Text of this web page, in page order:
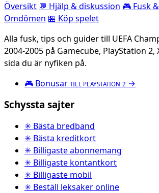
Översikt 💬 Hjälp & diskussion 🎮 Fusk
Omdömen 🏪 Köp spelet
Alla fusk, tips och guider till UEFA
2004-2005 på Gamecube, PlayStation 2,
sida du är nyfiken på.
🎮 Bonusar TILL PLAYSTATION 2 →
Schyssta sajter
✳ Bästa bredband
✳ Bästa kreditkort
✳ Billigaste abonnemang
✳ Billigaste kontantkort
✳ Billigaste mobil
✳ Beställ leksaker online